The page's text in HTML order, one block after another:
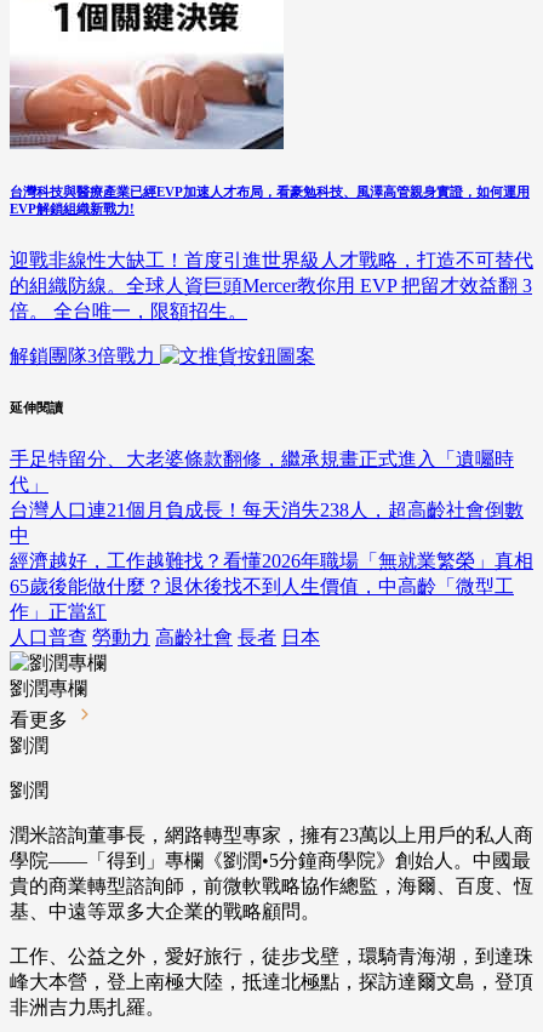
台灣科技與醫療產業已經EVP加速人才布局，看豪勉科技、風澤高管親身實證，如何運用
EVP解鎖組織新戰力!
迎戰非線性大缺工！首度引進世界級人才戰略，打造不可替代
的組織防線。全球人資巨頭Mercer教你用 EVP 把留才效益翻 3
倍。 全台唯一，限額招生。
解鎖團隊3倍戰力
延伸閱讀
手足特留分、大老婆條款翻修，繼承規畫正式進入「遺囑時
代」
台灣人口連21個月負成長！每天消失238人，超高齡社會倒數
中
經濟越好，工作越難找？看懂2026年職場「無就業繁榮」真相
65歲後能做什麼？退休後找不到人生價值，中高齡「微型工
作」正當紅
人口普查 勞動力 高齡社會 長者 日本
劉潤專欄
看更多
劉潤
劉潤
潤米諮詢董事長，網路轉型專家，擁有23萬以上用戶的私人商
學院——「得到」專欄《劉潤•5分鐘商學院》創始人。中國最
貴的商業轉型諮詢師，前微軟戰略協作總監，海爾、百度、恆
基、中遠等眾多大企業的戰略顧問。
工作、公益之外，愛好旅行，徒步戈壁，環騎青海湖，到達珠
峰大本營，登上南極大陸，抵達北極點，探訪達爾文島，登頂
非洲吉力馬扎羅。